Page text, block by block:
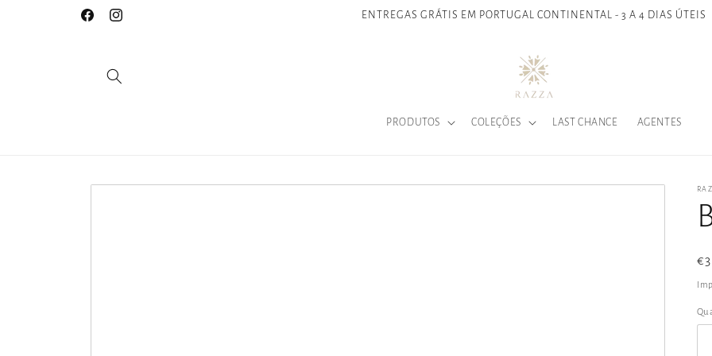
FacebookInstagram
ENTREGAS GRÁTIS EM PORTUGAL CONTINENTAL - 3 A 4 DIAS ÚTEIS
PRODUTOS COLEÇÕES LAST CHANCE AGENTES